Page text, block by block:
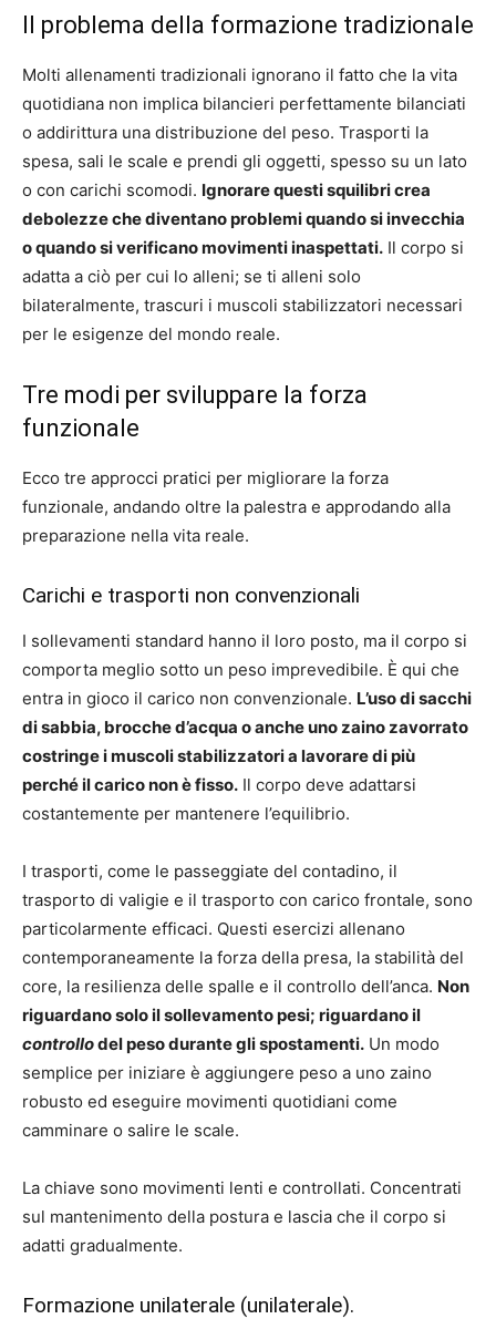
Il problema della formazione tradizionale
Molti allenamenti tradizionali ignorano il fatto che la vita
quotidiana non implica bilancieri perfettamente bilanciati
o addirittura una distribuzione del peso. Trasporti la
spesa, sali le scale e prendi gli oggetti, spesso su un lato
o con carichi scomodi. Ignorare questi squilibri crea
debolezze che diventano problemi quando si invecchia
o quando si verificano movimenti inaspettati. Il corpo si
adatta a ciò per cui lo alleni; se ti alleni solo
bilateralmente, trascuri i muscoli stabilizzatori necessari
per le esigenze del mondo reale.
Tre modi per sviluppare la forza
funzionale
Ecco tre approcci pratici per migliorare la forza
funzionale, andando oltre la palestra e approdando alla
preparazione nella vita reale.
Carichi e trasporti non convenzionali
I sollevamenti standard hanno il loro posto, ma il corpo si
comporta meglio sotto un peso imprevedibile. È qui che
entra in gioco il carico non convenzionale. L’uso di sacchi
di sabbia, brocche d’acqua o anche uno zaino zavorrato
costringe i muscoli stabilizzatori a lavorare di più
perché il carico non è fisso. Il corpo deve adattarsi
costantemente per mantenere l’equilibrio.
I trasporti, come le passeggiate del contadino, il
trasporto di valigie e il trasporto con carico frontale, sono
particolarmente efficaci. Questi esercizi allenano
contemporaneamente la forza della presa, la stabilità del
core, la resilienza delle spalle e il controllo dell’anca. Non
riguardano solo il sollevamento pesi; riguardano il
controllodel peso durante gli spostamenti. Un modo
semplice per iniziare è aggiungere peso a uno zaino
robusto ed eseguire movimenti quotidiani come
camminare o salire le scale.
La chiave sono movimenti lenti e controllati. Concentrati
sul mantenimento della postura e lascia che il corpo si
adatti gradualmente.
Formazione unilaterale (unilaterale).